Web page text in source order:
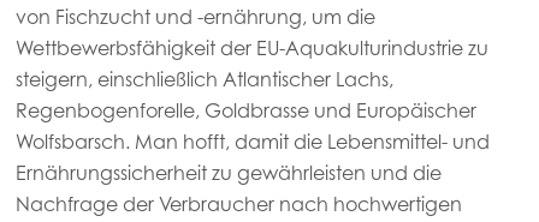
von Fischzucht und -ernährung, um die
Wettbewerbsfähigkeit der EU-Aquakulturindustrie zu
steigern, einschließlich Atlantischer Lachs,
Regenbogenforelle, Goldbrasse und Europäischer
Wolfsbarsch. Man hofft, damit die Lebensmittel- und
Ernährungssicherheit zu gewährleisten und die
Nachfrage der Verbraucher nach hochwertigen